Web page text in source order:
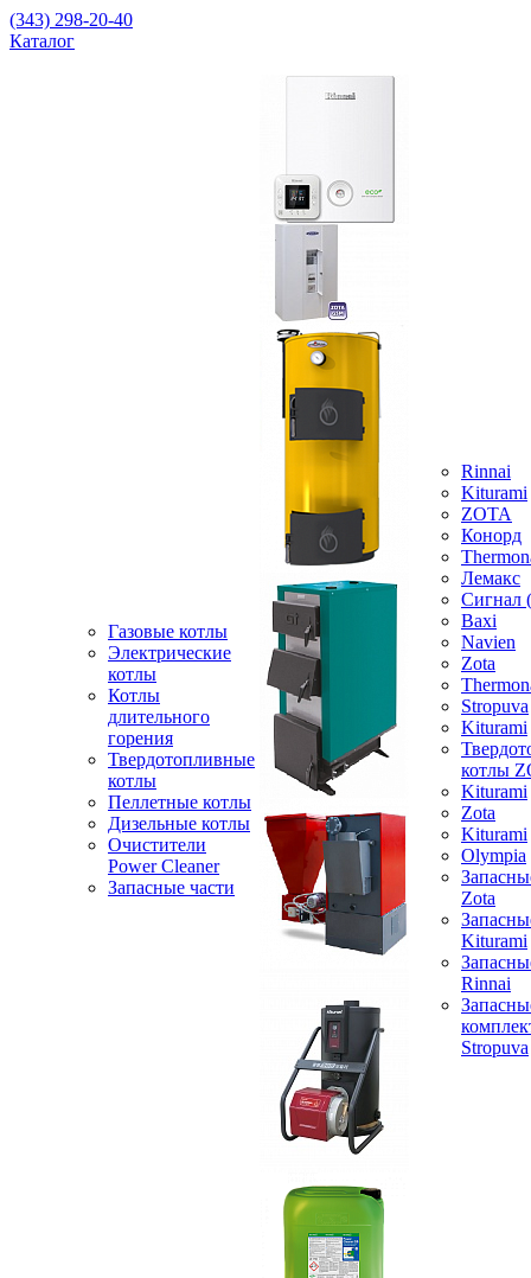
(343) 298-20-40
Каталог
Газовые котлы
Электрические
котлы
Котлы
длительного
горения
Твердотопливные
котлы
Пеллетные котлы
Дизельные котлы
Очистители
Power Cleaner
Запасные части
Rinnai
Kiturami
ZOTA
Конорд
Лемакс
Baxi
Navien
Zota
Stropuva
Kiturami
котлы
Kiturami
Zota
Kiturami
Olympia
Zota
Kiturami
Rinnai
Stropuva